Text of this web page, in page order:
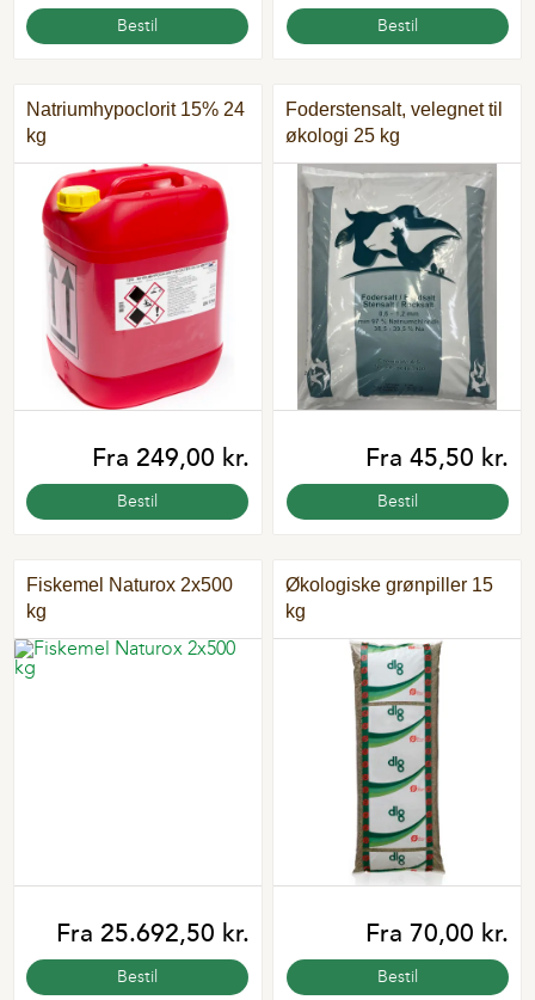
Bestil Bestil
Bestil
Natriumhypoclorit 15% 24
kg
Fra 249,00 kr.
Bestil
Foderstensalt, velegnet til
økologi 25 kg
Fra 45,50 kr.
Bestil
Fiskemel Naturox 2x500
kg
Fra 25.692,50 kr.
Bestil
Økologiske grønpiller 15
kg
Fra 70,00 kr.